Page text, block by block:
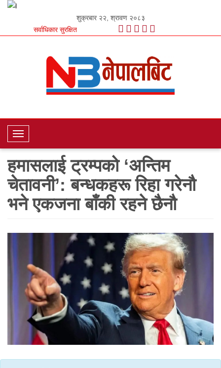
शुक्रबार २२, श्रावण २०८३
सर्वाधिकार सुरक्षित
T
o
g
g
l
e
N
हमासलाई ट्रम्पको ‘अन्तिम
चेतावनी’: बन्धकहरू रिहा गरेनौ
भने एकजना बाँकी रहने छैनौ